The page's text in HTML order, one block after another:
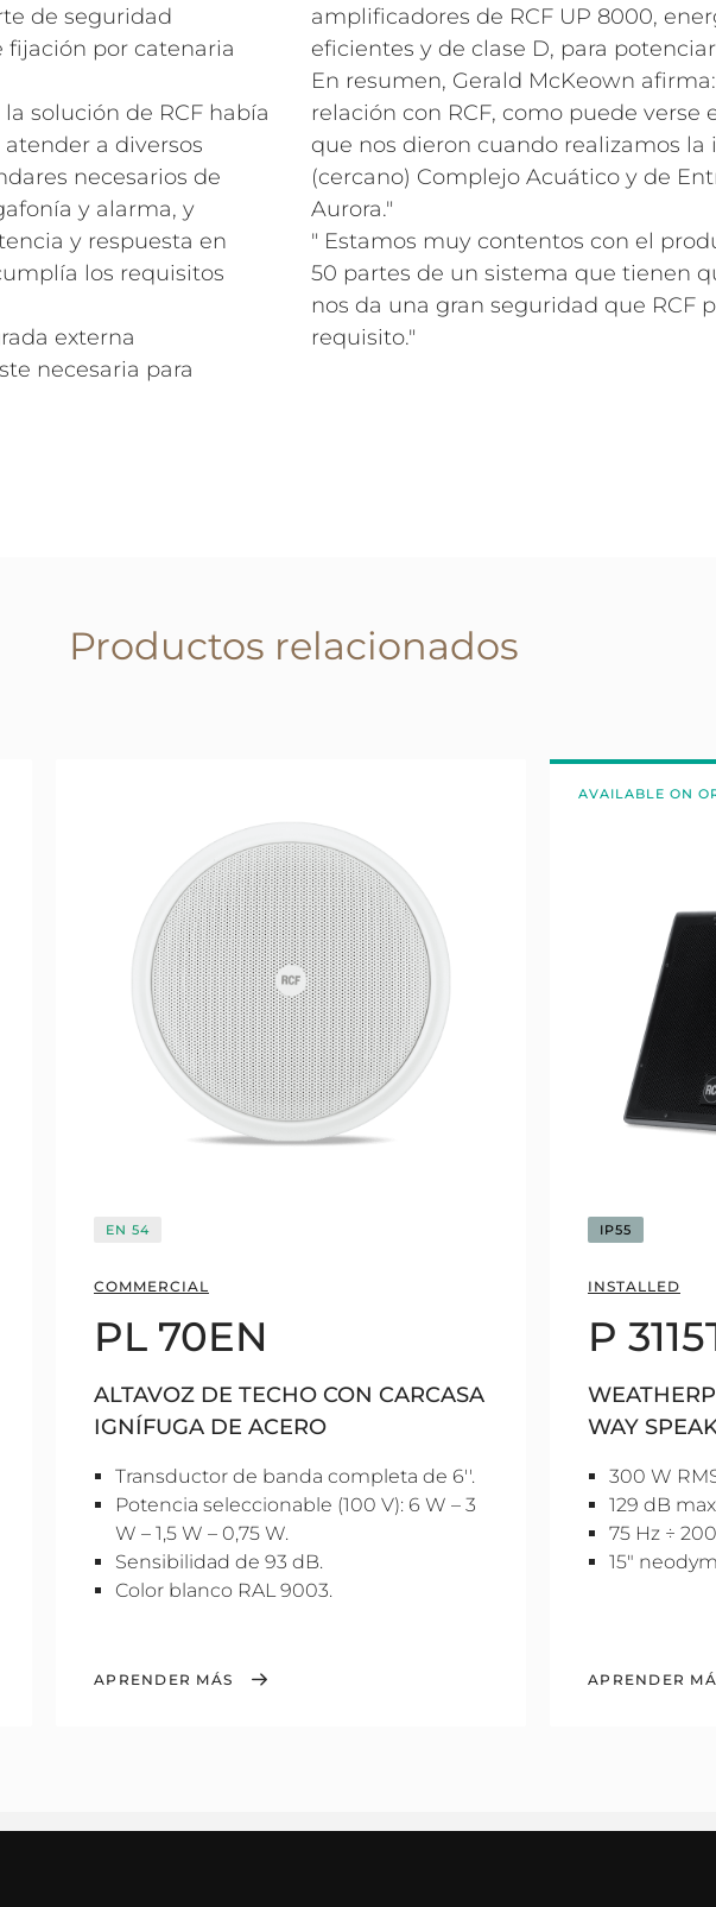
de seguridad
fijación por catenaria
solución de RCF había
a diversos
necesarios de
y alarma, y
y respuesta en
los requisitos
externa
necesaria para
amplificadores de RCF UP 8000,
eficientes y de clase D, para
En resumen, Gerald McKeown
relación con RCF, como puede verse
que nos dieron cuando realizamos la
(cercano) Complejo Acuático y de
Aurora."
" Estamos muy contentos con el
50 partes de un sistema que tienen
nos da una gran seguridad que RCF
requisito."
Productos relacionados
EN 54
COMMERCIAL
PL 70EN
ALTAVOZ DE TECHO CON CARCASA
IGNÍFUGA DE ACERO
Transductor de banda completa de 6''.
Potencia seleccionable (100 V): 6 W – 3
W – 1,5 W – 0,75 W.
Sensibilidad de 93 dB.
Color blanco RAL 9003.
APRENDER MÁS
AVAILABLE ON
IP55
INSTALLED
P
WAY
300 W
129 dB
75 Hz ÷
15"
APRENDER